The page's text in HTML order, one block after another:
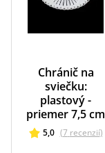
Chránič na
sviečku:
plastový -
priemer 7,5 cm
5,0 (7 recenzií)